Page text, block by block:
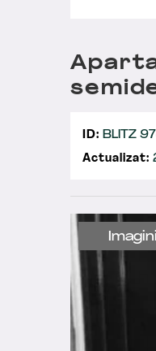
Imagini
ID: BLITZ
Actualizat: